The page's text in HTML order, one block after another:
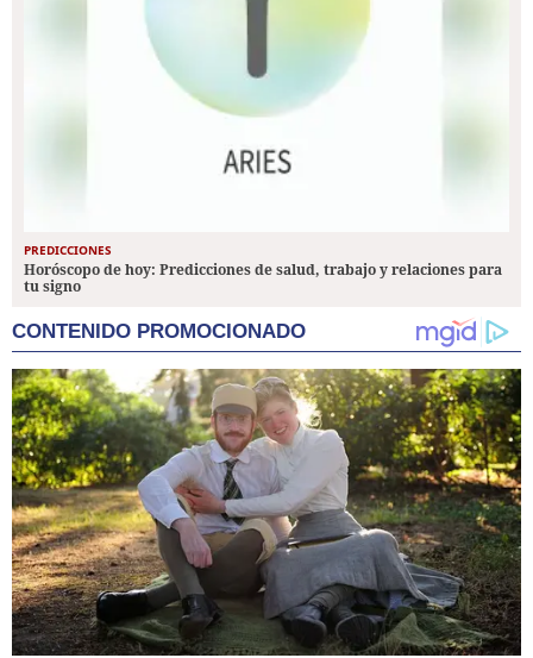
PREDICCIONES
Horóscopo de hoy: Predicciones de salud, trabajo y relaciones para
tu signo
CONTENIDO PROMOCIONADO